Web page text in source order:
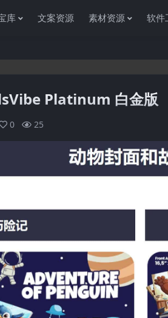
库 文案资源 素材资源 软件
Platinum 白金版
0 25